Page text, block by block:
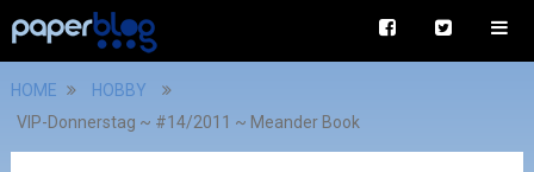
HOME
HOBBY
VIP-Donnerstag ~ #14/2011 ~ Meander Book